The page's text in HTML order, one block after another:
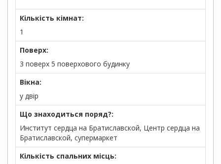
Кількість кімнат:
1
Поверх:
3 поверх 5 поверхового будинку
Вікна:
у двір
Що знаходиться поряд?:
Институт сердца на Братиславской, Центр сердца на
Братиславской, супермаркет
Кількість спальних місць: